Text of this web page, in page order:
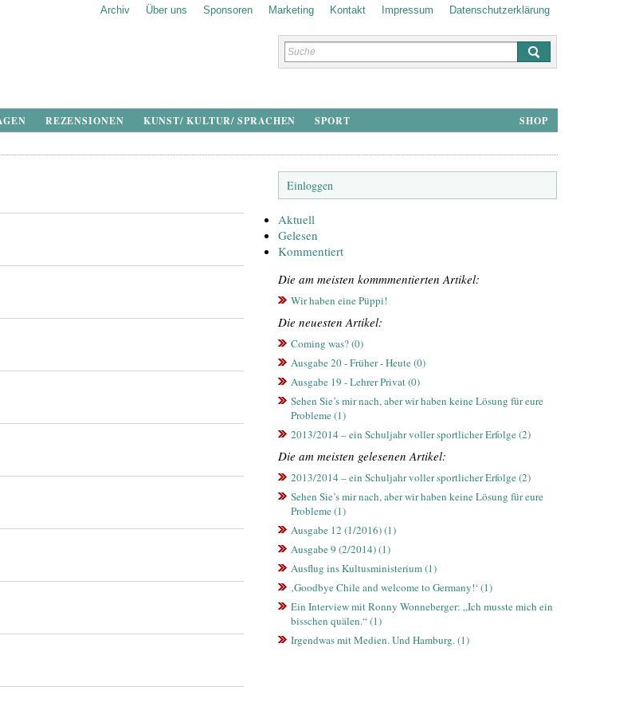
Datenschutz­erklärung
Impressum
Kontakt
Marketing
Sponsoren
Über uns
Archiv
REZENSIONEN KUNST/ KULTUR/ SPRACHEN SPORT SHOP
Einloggen
Aktuell
Gelesen
Kommentiert
Die am meisten kommmentierten Artikel:
Wir haben eine Püppi!
Die neuesten Artikel:
Coming was? (0)
Ausgabe 20 - Früher - Heute (0)
Ausgabe 19 - Lehrer Privat (0)
Sehen Sie’s mir nach, aber wir haben keine Lösung für eure
Probleme (1)
2013/2014 – ein Schuljahr voller sportlicher Erfolge (2)
Die am meisten gelesenen Artikel:
2013/2014 – ein Schuljahr voller sportlicher Erfolge (2)
Sehen Sie’s mir nach, aber wir haben keine Lösung für eure
Probleme (1)
Ausgabe 12 (1/2016) (1)
Ausgabe 9 (2/2014) (1)
Ausflug ins Kultusministerium (1)
‚Goodbye Chile and welcome to Germany!‘ (1)
Ein Interview mit Ronny Wonneberger: „Ich musste mich ein
bisschen quälen.“ (1)
Irgendwas mit Medien. Und Hamburg. (1)